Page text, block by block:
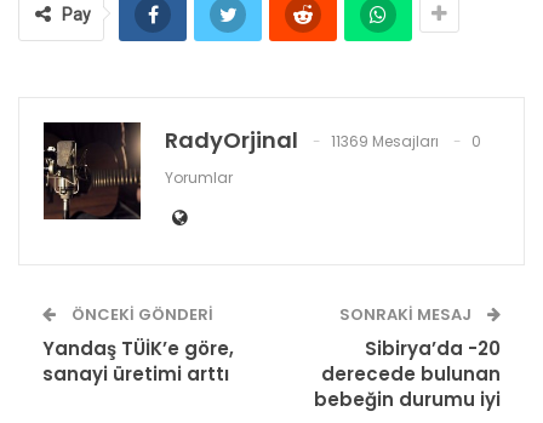
Pay
RadyOrjinal 11369 Mesajları
0
Yorumlar
ÖNCEKI GÖNDERI
Yandaş TÜİK’e göre,
sanayi üretimi arttı
SONRAKI MESAJ
Sibirya’da -20
derecede bulunan
bebeğin durumu iyi